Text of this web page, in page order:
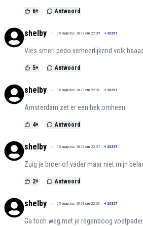
6+ Antwoord
shelby 05 augustus 2023 om 22:39 + 20357
Vies smeri pedo verheerlijkend volk
5+ Antwoord
shelby 05 augustus 2023 om 22:38 + 20357
Amsterdam zet er een hek omheen
4+ Antwoord
shelby 05 augustus 2023 om 22:37 + 20357
Zuig je broer of vader maar niet mijn
2+ Antwoord
shelby 05 augustus 2023 om 22:36 + 20357
Ga toch weg met je regenboog